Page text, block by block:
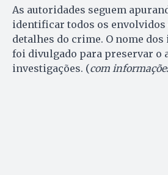
As autoridades seguem
identificar todos os envolvidos
detalhes do crime. O nome
foi divulgado para preservar o
investigações. (com